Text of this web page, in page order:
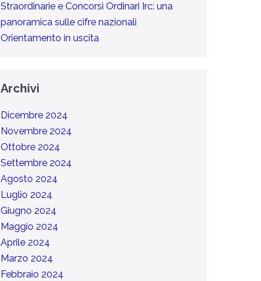
Straordinarie e Concorsi Ordinari Irc: una
panoramica sulle cifre nazionali
Orientamento in uscita
Archivi
Dicembre 2024
Novembre 2024
Ottobre 2024
Settembre 2024
Agosto 2024
Luglio 2024
Giugno 2024
Maggio 2024
Aprile 2024
Marzo 2024
Febbraio 2024